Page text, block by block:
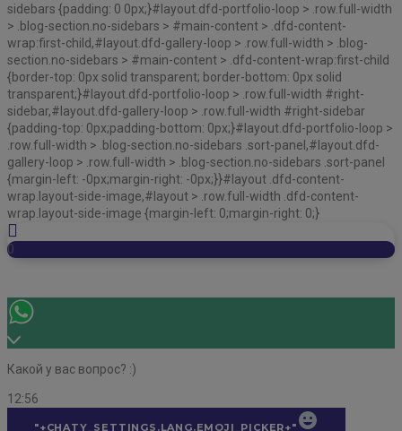
sidebars {padding: 0 0px;}#layout.dfd-portfolio-loop > .row.full-width
> .blog-section.no-sidebars > #main-content > .dfd-content-
wrap:first-child,#layout.dfd-gallery-loop > .row.full-width > .blog-
section.no-sidebars > #main-content > .dfd-content-wrap:first-child
{border-top: 0px solid transparent; border-bottom: 0px solid
transparent;}#layout.dfd-portfolio-loop > .row.full-width #right-
sidebar,#layout.dfd-gallery-loop > .row.full-width #right-sidebar
{padding-top: 0px;padding-bottom: 0px;}#layout.dfd-portfolio-loop >
.row.full-width > .blog-section.no-sidebars .sort-panel,#layout.dfd-
gallery-loop > .row.full-width > .blog-section.no-sidebars .sort-panel
{margin-left: -0px;margin-right: -0px;}}#layout .dfd-content-
wrap.layout-side-image,#layout > .row.full-width .dfd-content-
wrap.layout-side-image {margin-left: 0;margin-right: 0;}
0
Какой у вас вопрос? :)
12:56
"+CHATY_SETTINGS.LANG.EMOJI_PICKER+"